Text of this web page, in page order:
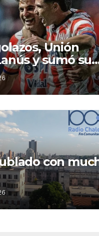
Unión
y sumó su
en el
con